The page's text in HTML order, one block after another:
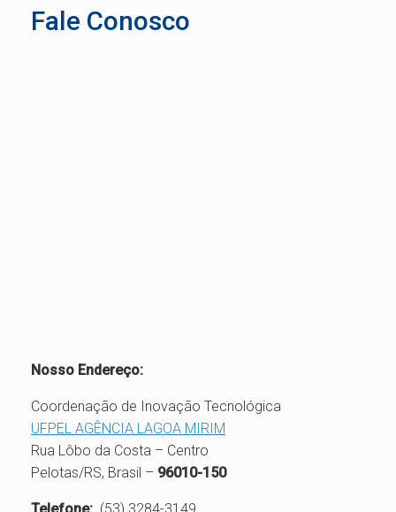
Fale Conosco
Nosso Endereço:
Coordenação de Inovação Tecnológica
UFPEL AGÊNCIA LAGOA MIRIM
Rua Lôbo da Costa – Centro
Pelotas/RS, Brasil – 96010-150